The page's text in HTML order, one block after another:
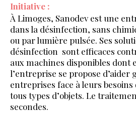
Initiative :
À Limoges, Sanodev est une
dans la désinfection, sans
ou par lumière pulsée. Ses
désinfection sont efficaces
aux machines disponibles dont
l’entreprise se propose d’aider
entreprises face à leurs
tous types d’objets. Le
secondes.